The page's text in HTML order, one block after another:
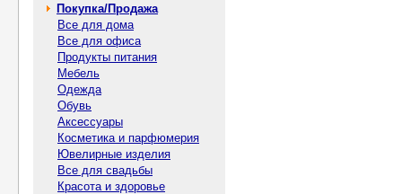
Покупка/Продажа
Все для дома
Все для офиса
Продукты питания
Мебель
Одежда
Обувь
Аксессуары
Косметика и парфюмерия
Ювелирные изделия
Все для свадьбы
Красота и здоровье